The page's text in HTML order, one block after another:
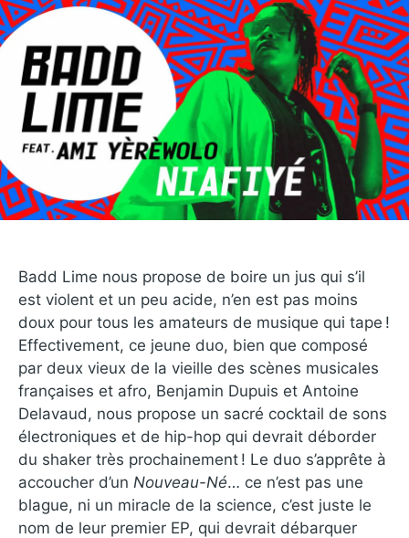
Badd Lime nous propose de boire un jus qui s’il
est violent et un peu acide, n’en est pas moins
doux pour tous les amateurs de musique qui tape !
Effectivement, ce jeune duo, bien que composé
par deux vieux de la vieille des scènes musicales
françaises et afro, Benjamin Dupuis et Antoine
Delavaud, nous propose un sacré cocktail de sons
électroniques et de hip-hop qui devrait déborder
du shaker très prochainement ! Le duo s’apprête à
accoucher d’un Nouveau-Né… ce n’est pas une
blague, ni un miracle de la science, c’est juste le
nom de leur premier EP, qui devrait débarquer